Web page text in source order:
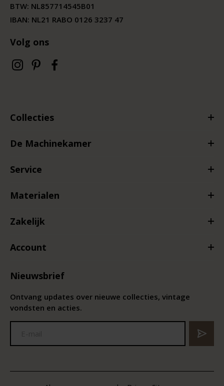
BTW: NL857714545B01
IBAN: NL21 RABO 0126 3237 47
Volg ons
Collecties
De Machinekamer
Service
Materialen
Zakelijk
Account
Nieuwsbrief
Ontvang updates over nieuwe collecties, vintage
vondsten en acties.